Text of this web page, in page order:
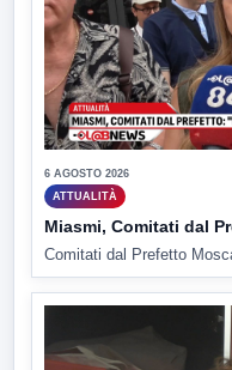
6 AGOSTO 2026
ATTUALITÀ
Miasmi, Comitati dal
Comitati dal Prefetto